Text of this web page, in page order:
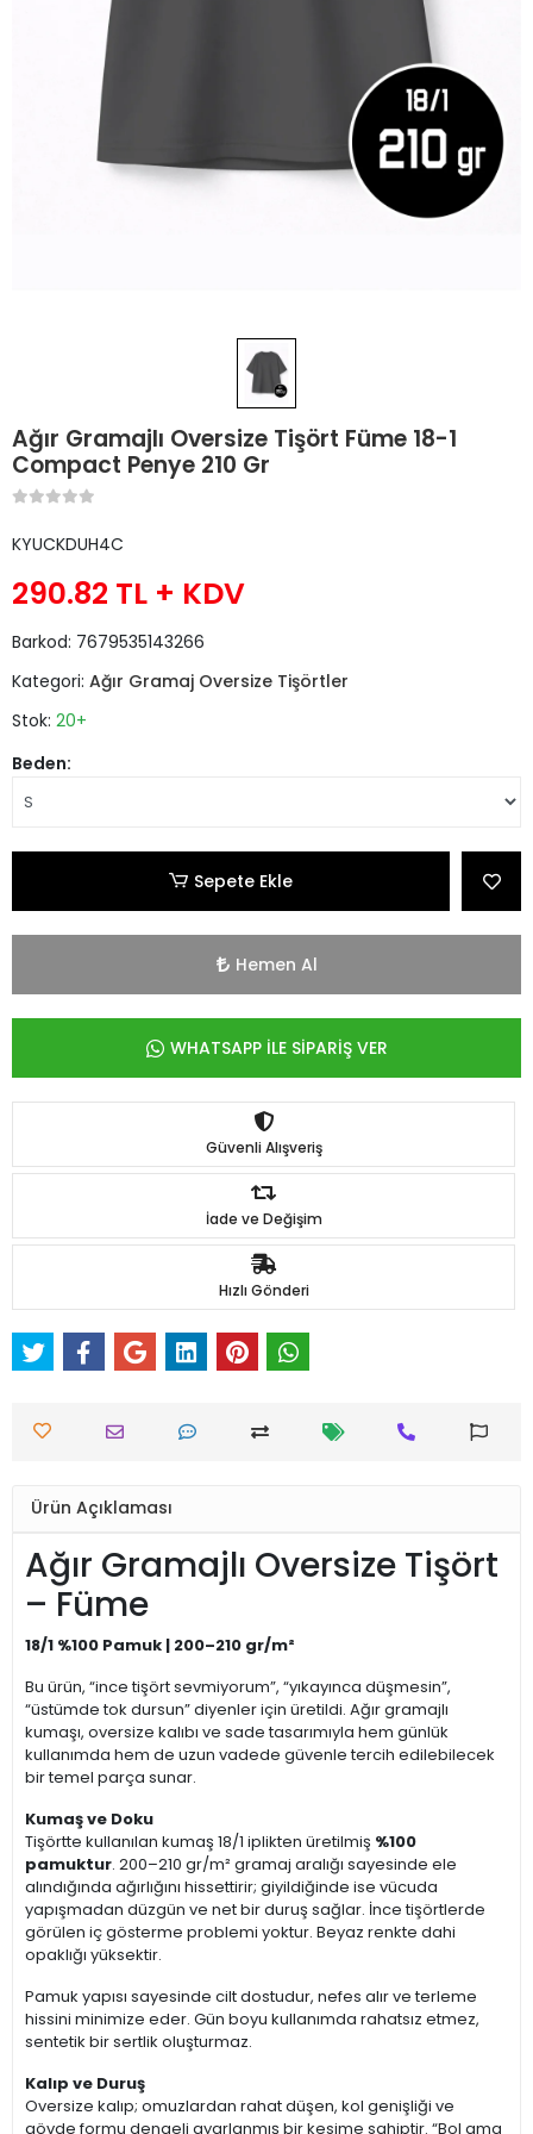
Ağır Gramajlı Oversize Tişört Füme 18-1
Compact Penye 210 Gr
KYUCKDUH4C
290.82 TL + KDV
Barkod: 7679535143266
Kategori: Ağır Gramaj Oversize Tişörtler
Stok: 20+
Beden:
Sepete Ekle
Hemen Al
WHATSAPP İLE SİPARİŞ VER
Güvenli Alışveriş
İade ve Değişim
Hızlı Gönderi
Ürün Açıklaması
Ağır Gramajlı Oversize Tişört
– Füme
18/1 %100 Pamuk | 200–210 gr/m²
Bu ürün, “ince tişört sevmiyorum”, “yıkayınca düşmesin”,
“üstümde tok dursun” diyenler için üretildi. Ağır gramajlı
kumaşı, oversize kalıbı ve sade tasarımıyla hem günlük
kullanımda hem de uzun vadede güvenle tercih edilebilecek
bir temel parça sunar.
Kumaş ve Doku
Tişörtte kullanılan kumaş 18/1 iplikten üretilmiş %100
pamuktur. 200–210 gr/m² gramaj aralığı sayesinde ele
alındığında ağırlığını hissettirir; giyildiğinde ise vücuda
yapışmadan düzgün ve net bir duruş sağlar. İnce tişörtlerde
görülen iç gösterme problemi yoktur. Beyaz renkte dahi
opaklığı yüksektir.
Pamuk yapısı sayesinde cilt dostudur, nefes alır ve terleme
hissini minimize eder. Gün boyu kullanımda rahatsız etmez,
sentetik bir sertlik oluşturmaz.
Kalıp ve Duruş
Oversize kalıp; omuzlardan rahat düşen, kol genişliği ve
gövde formu dengeli ayarlanmış bir kesime sahiptir. “Bol ama